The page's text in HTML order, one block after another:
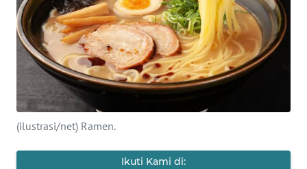
(ilustrasi/net) Ramen.
Ikuti Kami di:
SUKABUMI
PURWAKARTA
Informasi
INDEKS